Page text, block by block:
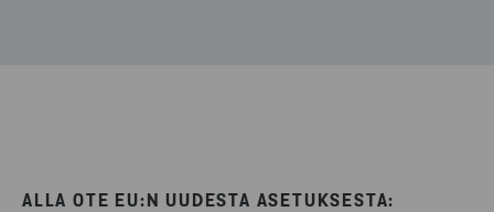
ALLA OTE EU:N UUDESTA ASETUKSESTA: